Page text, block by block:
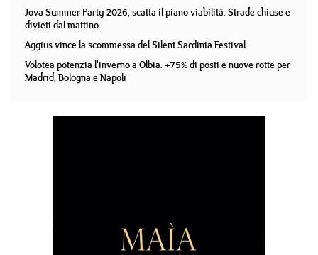
Jova Summer Party 2026, scatta il piano viabilità. Strade chiuse e
divieti dal mattino
Aggius vince la scommessa del Silent Sardinia Festival
Volotea potenzia l'inverno a Olbia: +75% di posti e nuove rotte per
Madrid, Bologna e Napoli